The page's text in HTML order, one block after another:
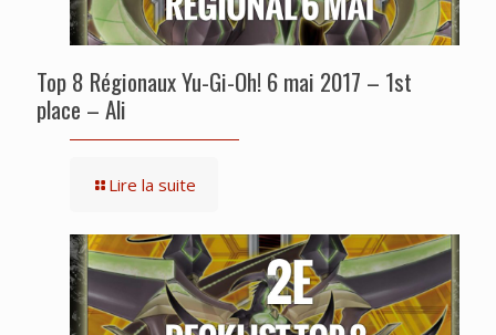
Top 8 Régionaux Yu-Gi-Oh! 6 mai 2017 – 1st
place – Ali
Lire la suite